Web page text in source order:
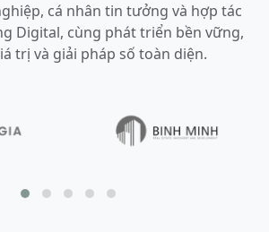
cá nhân tin tưởng và hợp tác
Digital, cùng phát triển bền vững,
trị và giải pháp số toàn diện.